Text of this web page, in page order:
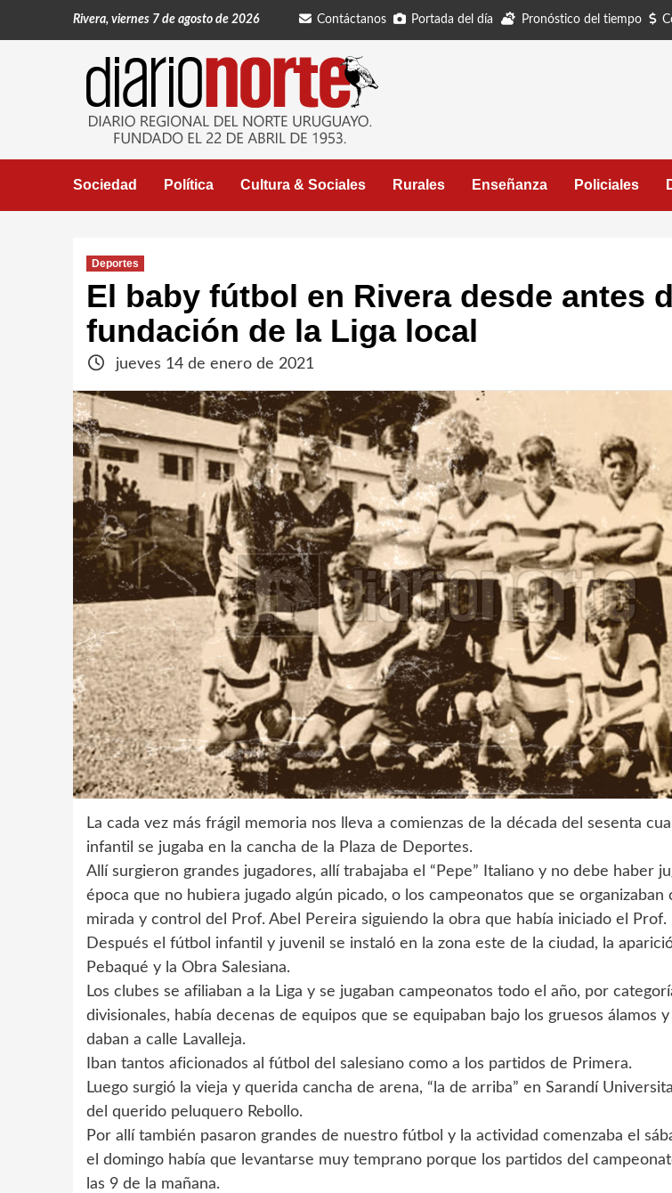
Rivera, viernes 7 de agosto de 2026 Contáctanos Portada del día Pronóstico del tiempo
Sociedad Política Cultura & Sociales Rurales Enseñanza Policiales
Deportes
El baby fútbol en Rivera desde antes
fundación de la Liga local
jueves 14 de enero de 2021
La cada vez más frágil memoria nos lleva a comienzas de la década del sesenta
infantil se jugaba en la cancha de la Plaza de Deportes.
Allí surgieron grandes jugadores, allí trabajaba el “Pepe” Italiano y no debe haber
época que no hubiera jugado algún picado, o los campeonatos que se organizaban
mirada y control del Prof. Abel Pereira siguiendo la obra que había iniciado el Prof.
Después el fútbol infantil y juvenil se instaló en la zona este de la ciudad, la
Pebaqué y la Obra Salesiana.
Los clubes se afiliaban a la Liga y se jugaban campeonatos todo el año, por
divisionales, había decenas de equipos que se equipaban bajo los gruesos álamos
daban a calle Lavalleja.
Iban tantos aficionados al fútbol del salesiano como a los partidos de Primera.
Luego surgió la vieja y querida cancha de arena, “la de arriba” en Sarandí
del querido peluquero Rebollo.
Por allí también pasaron grandes de nuestro fútbol y la actividad comenzaba el
el domingo había que levantarse muy temprano porque los partidos del
las 9 de la mañana.